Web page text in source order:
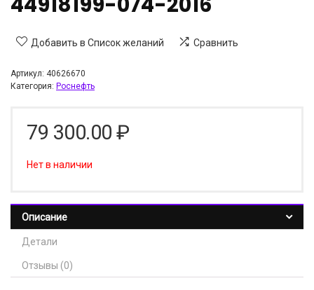
Добавить в Список желаний Сравнить
Артикул: 40626670
Категория: Роснефть
79 300.00 ₽
Нет в наличии
Описание
Детали
Отзывы (0)